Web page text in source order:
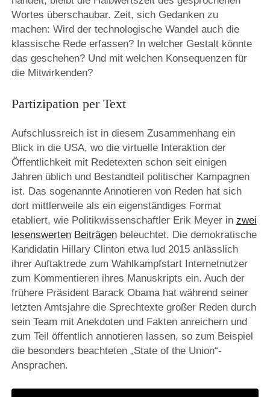
Wortes überschaubar. Zeit, sich Gedanken zu
machen: Wird der technologische Wandel auch die
klassische Rede erfassen? In welcher Gestalt könnte
das geschehen? Und mit welchen Konsequenzen für
die Mitwirkenden?
Partizipation per Text
Aufschlussreich ist in diesem Zusammenhang ein
Blick in die USA, wo die virtuelle Interaktion der
Öffentlichkeit mit Redetexten schon seit einigen
Jahren üblich und Bestandteil politischer Kampagnen
ist. Das sogenannte Annotieren von Reden hat sich
dort mittlerweile als ein eigenständiges Format
etabliert, wie Politikwissenschaftler Erik Meyer in zwei
lesenswerten Beiträgenbeleuchtet. Die demokratische
Kandidatin Hillary Clinton etwa lud 2015 anlässlich
ihrer Auftaktrede zum Wahlkampfstart Internetnutzer
zum Kommentieren ihres Manuskripts ein. Auch der
frühere Präsident Barack Obama hat während seiner
letzten Amtsjahre die Sprechtexte großer Reden durch
sein Team mit Anekdoten und Fakten anreichern und
zum Teil öffentlich annotieren lassen, so zum Beispiel
die besonders beachteten „State of the Union“-
Ansprachen.